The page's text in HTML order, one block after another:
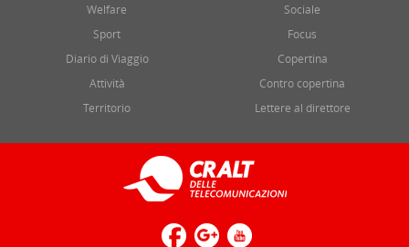
Welfare
Sport
Diario di Viaggio
Attività
Territorio
Sociale
Focus
Copertina
Contro copertina
Lettere al direttore